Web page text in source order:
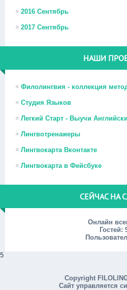
2016 Сентябрь
2017 Сентябрь
НАШИ
Филолингвия - коллекция
Студия Языков
Легкий Старт - Выучи
Лингвотренажеры
Лингвокарта Вконтакте
Лингвокарта в Фейсбуке
СЕЙЧАС НА
Онлайн
Гостей:
5
Copyright
Сайт управляется